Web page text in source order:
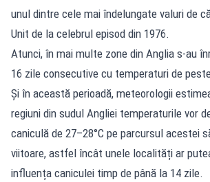
unul dintre cele mai îndelungate valuri de
Unit de la celebrul episod din 1976.
Atunci, în mai multe zone din Anglia s-au
16 zile consecutive cu temperaturi de
Și în această perioadă, meteorologii
regiuni din sudul Angliei temperaturile vor
caniculă de 27–28°C pe parcursul acestei
viitoare, astfel încât unele localități ar
influența caniculei timp de până la 14 zile.